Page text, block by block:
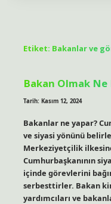
Etiket: Bakanlar ve
Bakan Olmak Ne
Tarih: Kasım 12, 2024
Bakanlar ne yapar?
ve siyasi yönünü
Merkeziyetçilik
Cumhurbaşkanının
içinde görevlerini
serbesttirler. Bakan
yardımcıları ve